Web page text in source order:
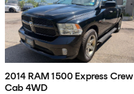
2014 RAM 1500 Express Crew
Cab 4WD